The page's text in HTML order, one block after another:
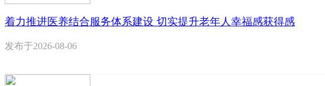
着力推进医养结合服务体系建设 切实提升老年人幸福感获得感
发布于2026-08-06